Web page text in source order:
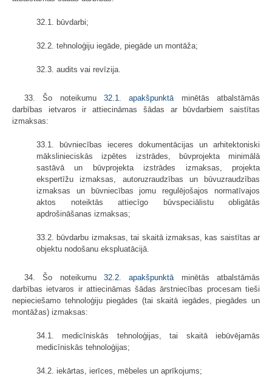
32.1. būvdarbi;
32.2. tehnoloģiju iegāde, piegāde un montāža;
32.3. audits vai revīzija.
33. Šo noteikumu 32.1. apakšpunktāminētās atbalstāmās
darbības ietvaros ir attiecināmas šādas ar būvdarbiem saistītas
izmaksas:
33.1. būvniecības ieceres dokumentācijas un arhitektoniski
mākslinieciskās izpētes izstrādes, būvprojekta minimālā
sastāvā un būvprojekta izstrādes izmaksas, projekta
ekspertīžu izmaksas, autoruzraudzības un būvuzraudzības
izmaksas un būvniecības jomu regulējošajos normatīvajos
aktos noteiktās attiecīgo būvspeciālistu obligātās
apdrošināšanas izmaksas;
33.2. būvdarbu izmaksas, tai skaitā izmaksas, kas saistītas ar
objektu nodošanu ekspluatācijā.
34. Šo noteikumu 32.2. apakšpunktāminētās atbalstāmās
darbības ietvaros ir attiecināmas šādas ārstniecības procesam tieši
nepieciešamo tehnoloģiju piegādes (tai skaitā iegādes, piegādes un
montāžas) izmaksas:
34.1. medicīniskās tehnoloģijas, tai skaitā iebūvējamās
medicīniskās tehnoloģijas;
34.2. iekārtas, ierīces, mēbeles un aprīkojums;